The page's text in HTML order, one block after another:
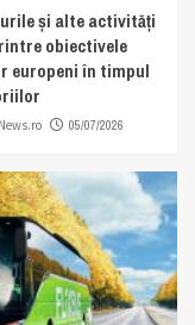
și alte activități
obiectivele
europeni în timpul
05/07/2026